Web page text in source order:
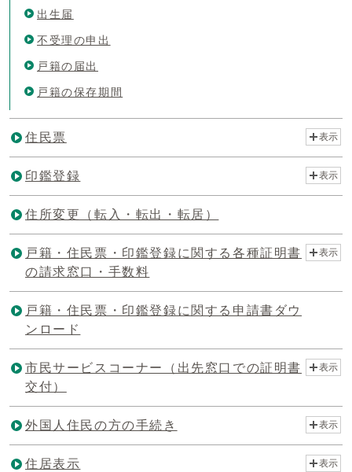
出生届
不受理の申出
戸籍の届出
戸籍の保存期間
住民票 表示
印鑑登録 表示
住所変更（転入・転出・転居）
戸籍・住民票・印鑑登録に関する各種証明書
の請求窓口・手数料
表示
戸籍・住民票・印鑑登録に関する申請書ダウ
ンロード
市民サービスコーナー（出先窓口での証明書
交付）
表示
外国人住民の方の手続き 表示
住居表示 表示